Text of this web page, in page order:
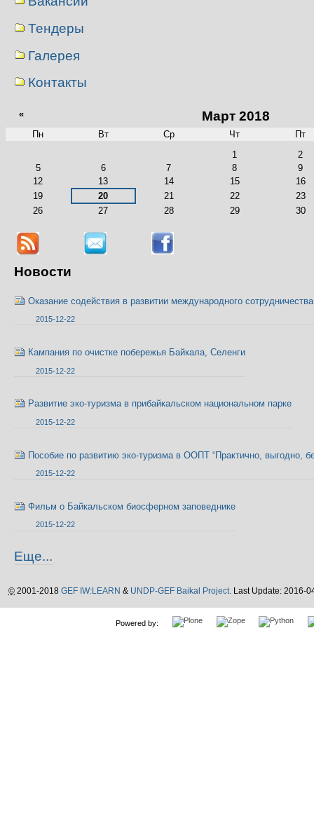
Тендеры
Галерея
Контакты
« Март 2018
Пн Вт Ср Чт
Пт
1
2
5
6 7 8
9
12
13 14 15
16
19
20 21 22
23
26
27 28 29 30
Новости
Оказание содействия в развитии международного
2015-12-22
Кампания по очистке побережья Байкала, Селенги
2015-12-22
Развитие эко-туризма в прибайкальском национальном парке
2015-12-22
Пособие по развитию эко-туризма в ООПТ “Практично, выгодно,
2015-12-22
Фильм о Байкальском биосферном заповеднике
2015-12-22
Новости
-
Еще...
© 2001-2018 GEF IW:LEARN & UNDP-GEF Baikal Project. Last Update: 2016-
Powered by: